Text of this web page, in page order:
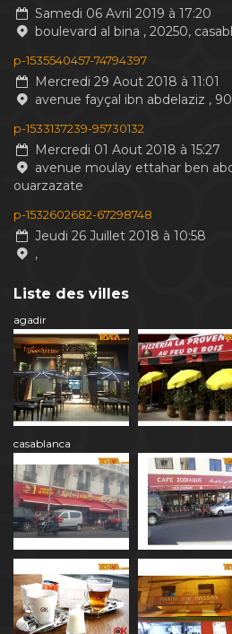
Samedi 06 Avril 2019 à 17:20
boulevard al bina , 20250,
p-1535540457-74794397
Mercredi 29 Aout 2018 à 11:01
avenue fayçal ibn abdelaziz ,
p-1533137239-95730132
Mercredi 01 Aout 2018 à 15:27
avenue moulay ettahar ben
ouarzazate
p-1532602682-67298748
Jeudi 26 Juillet 2018 à 10:58
,
Liste des villes
agadir
casablanca